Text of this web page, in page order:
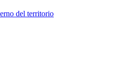
del territorio